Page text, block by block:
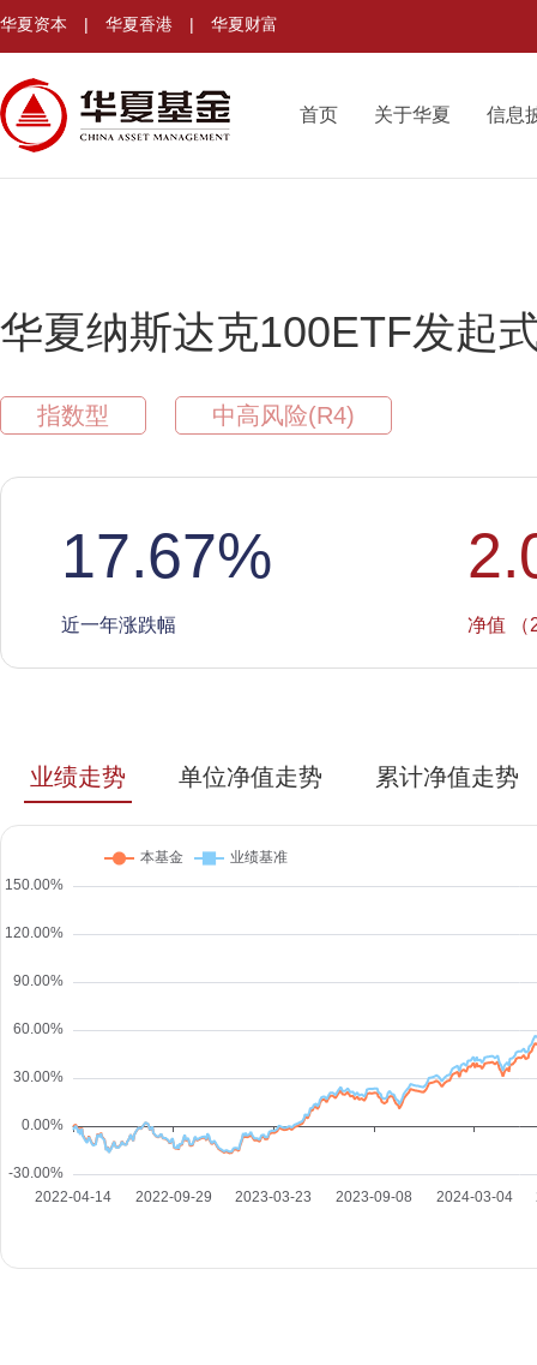
华夏资本 | 华夏香港 | 华夏财富
首页 关于华夏 信息
华夏纳斯达克100ETF发起
指数型 中高风险(R4)
17.67%
近一年涨跌幅 净值 （
业绩走势 单位净值走势 累计净值走势